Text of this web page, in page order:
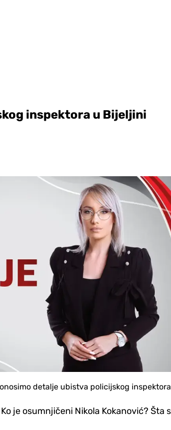
inspektora u Bijeljini
detalje ubistva policijskog
je osumnjičeni Nikola Kokanović? Šta